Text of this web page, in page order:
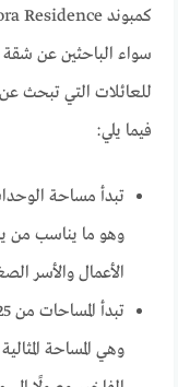
سواء الباحثين عن شقة
للعائلات التي تبحث
فيما يلي:
وهو ما يناسب من
الأعمال والأسر
وهي المساحة